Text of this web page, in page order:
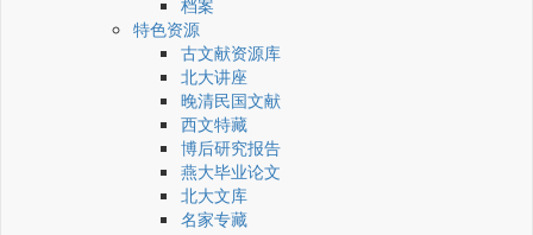
档案
特色资源
古文献资源库
北大讲座
晚清民国文献
西文特藏
博后研究报告
燕大毕业论文
北大文库
名家专藏